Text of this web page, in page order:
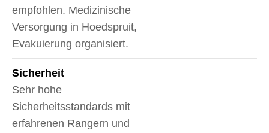
empfohlen. Medizinische
Versorgung in Hoedspruit,
Evakuierung organisiert.
Sicherheit
Sehr hohe
Sicherheitsstandards mit
erfahrenen Rangern und